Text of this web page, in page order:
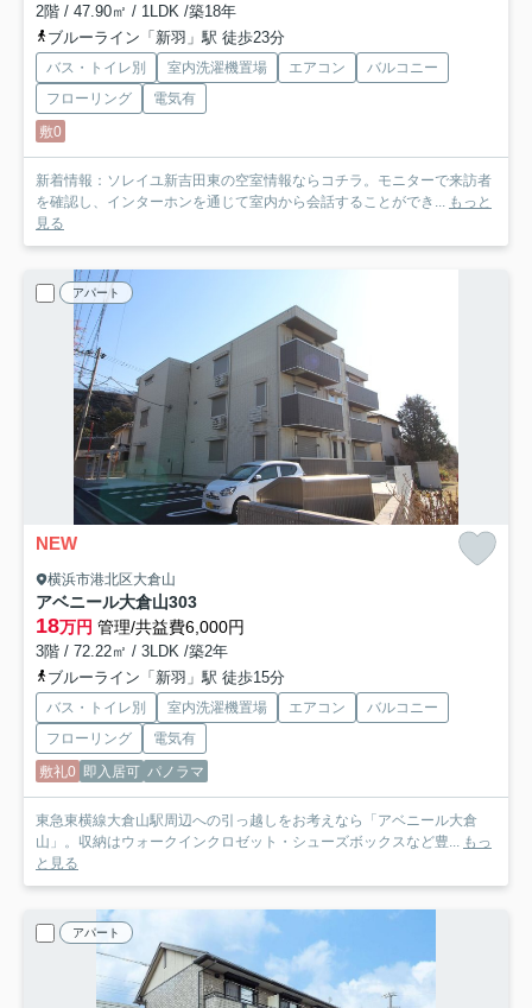
2階 / 47.90㎡ / 1LDK /築18年
ブルーライン「新羽」駅 徒歩23分
バス・トイレ別 室内洗濯機置場 エアコン
バルコニー
フローリング
電気有
敷0
新着情報：ソレイユ新吉田東の空室情報ならコチラ。モニターで来訪者
を確認し、インターホンを通じて室内から会話することができ... もっと
見る
アパート
NEW
横浜市港北区大倉山
アベニール大倉山303
18万円 管理/共益費6,000円
3階 / 72.22㎡ / 3LDK /築2年
ブルーライン「新羽」駅 徒歩15分
バス・トイレ別 室内洗濯機置場 エアコン
バルコニー
フローリング
電気有
敷礼0 即入居可 パノラマ
東急東横線大倉山駅周辺への引っ越しをお考えなら「アベニール大倉
山」。収納はウォークインクロゼット・シューズボックスなど豊... もっ
と見る
アパート